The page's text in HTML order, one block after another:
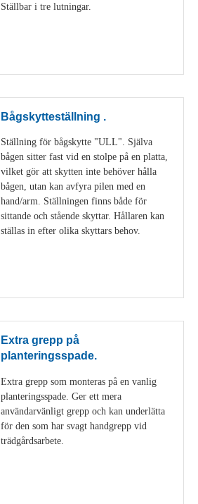
Ställbar i tre lutningar.
Bågskytteställning .
Ställning för bågskytte "ULL". Själva
bågen sitter fast vid en stolpe på en platta,
vilket gör att skytten inte behöver hålla
bågen, utan kan avfyra pilen med en
hand/arm. Ställningen finns både för
sittande och stående skyttar. Hållaren kan
ställas in efter olika skyttars behov.
Extra grepp på
planteringsspade.
Extra grepp som monteras på en vanlig
planteringsspade. Ger ett mera
användarvänligt grepp och kan underlätta
för den som har svagt handgrepp vid
trädgårdsarbete.